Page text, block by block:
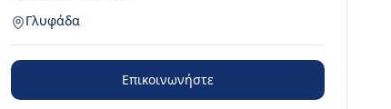
Γλυφάδα
Επικοινωνήστε